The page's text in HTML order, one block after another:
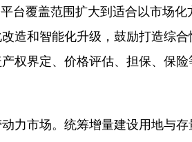
台覆盖范围扩大到适合以市场
造和智能化升级，鼓励打造综
权界定、价格评估、担保、保险
动力市场。统筹增量建设用地与